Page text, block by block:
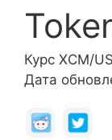
Курс XCM/
Дата